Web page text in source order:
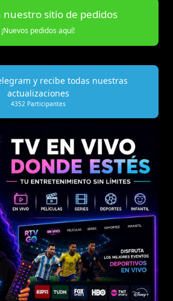
nuestro sitio de pedidos
¡Nuevos pedidos aquí!
y recibe todas nuestras
actualizaciones
4352 Participantes